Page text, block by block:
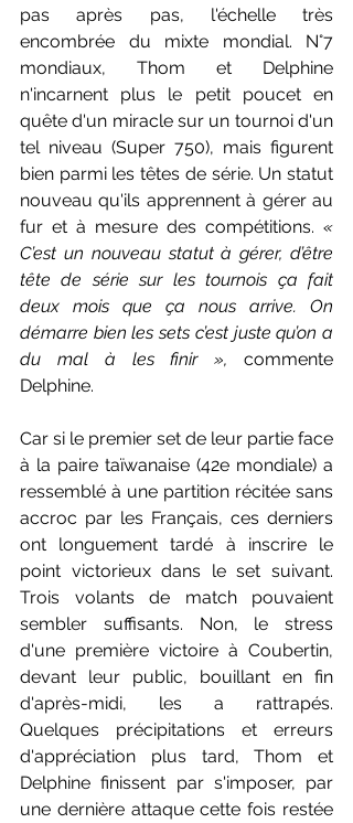
pas après pas, l'échelle très
encombrée du mixte mondial. N°7
mondiaux, Thom et Delphine
n'incarnent plus le petit poucet en
quête d'un miracle sur un tournoi d'un
tel niveau (Super 750), mais figurent
bien parmi les têtes de série. Un statut
nouveau qu'ils apprennent à gérer au
fur et à mesure des compétitions.
C’est un nouveau statut à gérer, d’être
tête de série sur les tournois ça fait
deux mois que ça nous arrive. On
démarre bien les sets c’est juste qu’on a
du mal à les finir », commente
Delphine.
Car si le premier set de leur partie face
à la paire taïwanaise (42e mondiale) a
ressemblé à une partition récitée sans
accroc par les Français, ces derniers
ont longuement tardé à inscrire le
point victorieux dans le set suivant.
Trois volants de match pouvaient
sembler suffisants. Non, le stress
d'une première victoire à Coubertin,
devant leur public, bouillant en fin
d'après-midi, les a rattrapés.
Quelques précipitations et erreurs
d'appréciation plus tard, Thom et
Delphine finissent par s'imposer, par
une dernière attaque cette fois restée